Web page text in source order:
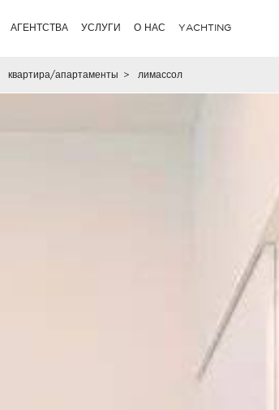
АГЕНТСТВА УСЛУГИ О НАС YACHTING
квартира/апартаменты > лимассол